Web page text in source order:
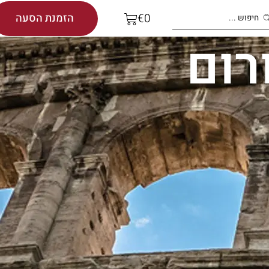
€0 הזמנת הסעה